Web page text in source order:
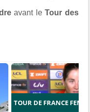
avant leTour des
TOUR DE FRANCE